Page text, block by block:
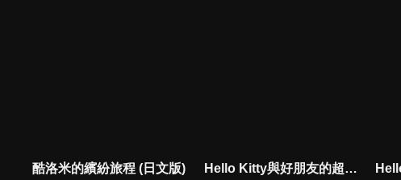
酷洛米的繽紛旅程 (日文版) Hello Kitty與好朋友的超可愛大冒險S1(中文版)